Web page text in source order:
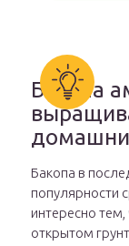
Бакопа
Бакопа в
популярности
интересно
открытом